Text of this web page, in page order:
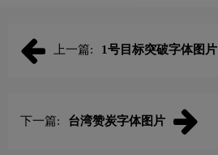
上一篇: 1号目标突破字体图片
下一篇: 台湾赞炭字体图片